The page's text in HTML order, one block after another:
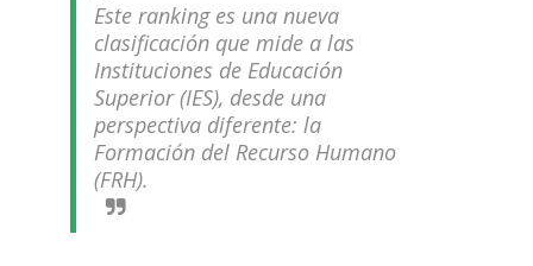
Este ranking es una nueva
clasificación que mide a las
Instituciones de Educación
Superior (IES), desde una
perspectiva diferente: la
Formación del Recurso Humano
(FRH).